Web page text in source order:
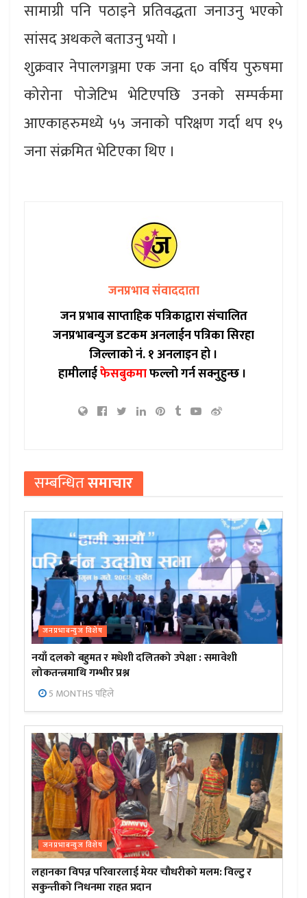
सामाग्री पनि पठाइने प्रतिवद्धता जनाउनु भएको
सांसद अथकले बताउनु भयो ।
शुक्रवार नेपालगञ्जमा एक जना ६० वर्षिय पुरुषमा
कोरोना पोजेटिभ भेटिएपछि उनको सम्पर्कमा
आएकाहरुमध्ये ५५ जनाको परिक्षण गर्दा थप १५
जना संक्रमित भेटिएका थिए ।
जनप्रभाव संवाददाता
जन प्रभाब साप्ताहिक पत्रिकाद्वारा संचालित
जनप्रभाबन्युज डटकम अनलाईन पत्रिका सिरहा
जिल्लाको नं. १ अनलाइन हो ।
हामीलाईफेसबुकमाफल्लो गर्न सक्नुहुन्छ ।
सम्बन्धितसमाचार
जनप्रभाबन्युज विशेष
नयाँ दलको बहुमत र मधेशी दलितको उपेक्षा : समावेशी
लोकतन्त्रमाथि गम्भीर प्रश्न
5 MONTHS पहिले
जनप्रभाबन्युज विशेष
लहानका विपन्न परिवारलाई मेयर चौधरीको मलम: विल्टु र
सकुन्तीको निधनमा राहत प्रदान